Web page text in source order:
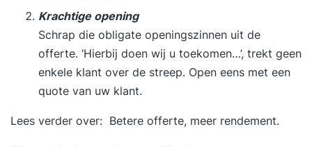
Krachtige opening
Schrap die obligate openingszinnen uit de
offerte. ‘Hierbij doen wij u toekomen…’, trekt geen
enkele klant over de streep. Open eens met een
quote van uw klant.
Lees verder over: Betere offerte, meer rendement.